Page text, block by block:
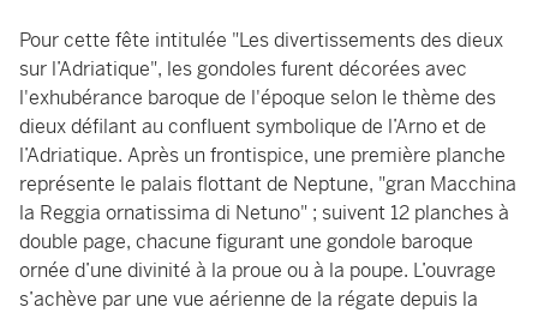
Pour cette fête intitulée "Les divertissements des dieux
sur l’Adriatique", les gondoles furent décorées avec
l'exhubérance baroque de l'époque selon le thème des
dieux défilant au confluent symbolique de l’Arno et de
l’Adriatique. Après un frontispice, une première planche
représente le palais flottant de Neptune, "gran Macchina
la Reggia ornatissima di Netuno" ; suivent 12 planches à
double page, chacune figurant une gondole baroque
ornée d’une divinité à la proue ou à la poupe. L’ouvrage
s’achève par une vue aérienne de la régate depuis la